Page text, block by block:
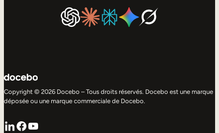
Copyright © 2026 Docebo – Tous droits réservés. Docebo est une marque
déposée ou une marque commerciale de Docebo.
LinkedIn
Facebook
YouTube